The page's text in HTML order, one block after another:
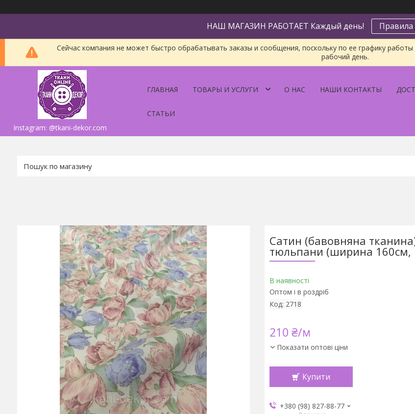
НАШ МАГАЗИН РАБОТАЕТ Каждый день!
Сейчас компания не может быстро обрабатывать заказы и сообщения, поскольку по ее графику
рабочий день.
Instagram: @tkani-dekor.com
ГЛАВНАЯ ТОВАРЫ И УСЛУГИ О НАС НАШИ КОНТАКТЫ
СТАТЬИ
Сатин (бавовняна
тюльпани (ширина 160см,
В наявності
Оптом і в роздріб
Код: 2718
210 ₴/м
Показати оптові ціни
Купити
+380 (98) 827-88-77